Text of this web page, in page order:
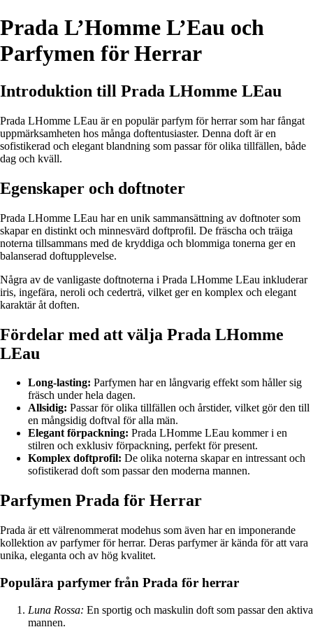
Prada L’Homme L’Eau och
Parfymen för Herrar
Introduktion till Prada LHomme LEau
Prada LHomme LEau är en populär parfym för herrar som har fångat
uppmärksamheten hos många doftentusiaster. Denna doft är en
sofistikerad och elegant blandning som passar för olika tillfällen, både
dag och kväll.
Egenskaper och doftnoter
Prada LHomme LEau har en unik sammansättning av doftnoter som
skapar en distinkt och minnesvärd doftprofil. De fräscha och träiga
noterna tillsammans med de kryddiga och blommiga tonerna ger en
balanserad doftupplevelse.
Några av de vanligaste doftnoterna i Prada LHomme LEau inkluderar
iris, ingefära, neroli och cederträ, vilket ger en komplex och elegant
karaktär åt doften.
Fördelar med att välja Prada LHomme
LEau
Long-lasting: Parfymen har en långvarig effekt som håller sig
fräsch under hela dagen.
Allsidig: Passar för olika tillfällen och årstider, vilket gör den till
en mångsidig doftval för alla män.
Elegant förpackning: Prada LHomme LEau kommer i en
stilren och exklusiv förpackning, perfekt för present.
Komplex doftprofil: De olika noterna skapar en intressant och
sofistikerad doft som passar den moderna mannen.
Parfymen Prada för Herrar
Prada är ett välrenommerat modehus som även har en imponerande
kollektion av parfymer för herrar. Deras parfymer är kända för att vara
unika, eleganta och av hög kvalitet.
Populära parfymer från Prada för herrar
Luna Rossa: En sportig och maskulin doft som passar den aktiva
mannen.